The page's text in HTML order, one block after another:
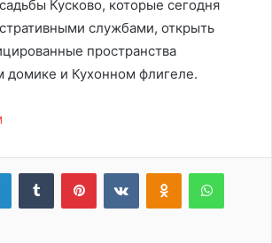
Кусково, которые сегодня
службами, открыть
пространства
домике и Кухонном флигеле.
LinkedInTumblr PinterestВконтактеОдноклассники